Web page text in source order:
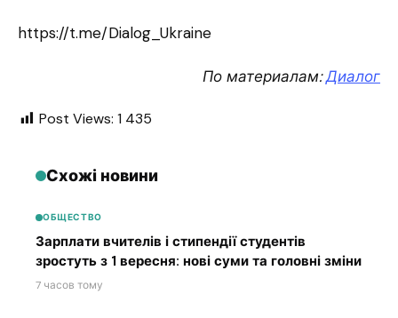
https://t.me/Dialog_Ukraine
По материалам:Диалог
Post Views: 1 435
Схожі новини
ОБЩЕСТВО
Зарплати вчителів і стипендії студентів
зростуть з 1 вересня: нові суми та головні зміни
7 часов тому